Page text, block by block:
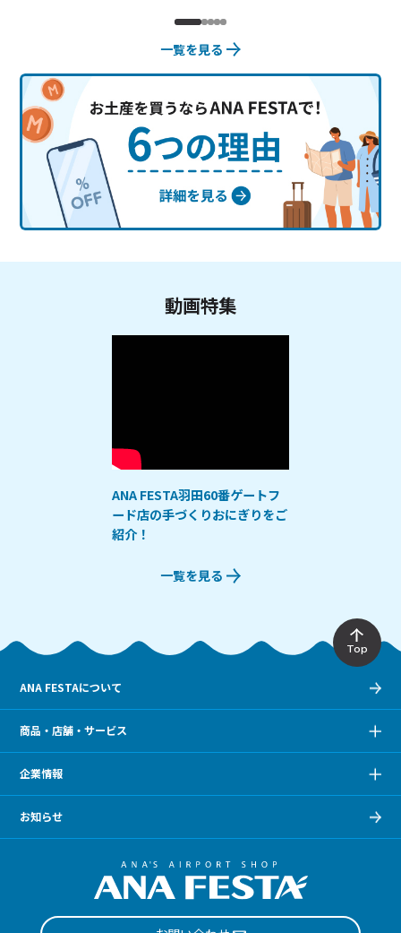
一覧を見る
動画特集
ANA FESTA羽田60番ゲートフ
ード店の手づくりおにぎりをご
紹介！
一覧を見る
Top
ANA FESTAについて
商品・店舗・サービス
企業情報
お知らせ